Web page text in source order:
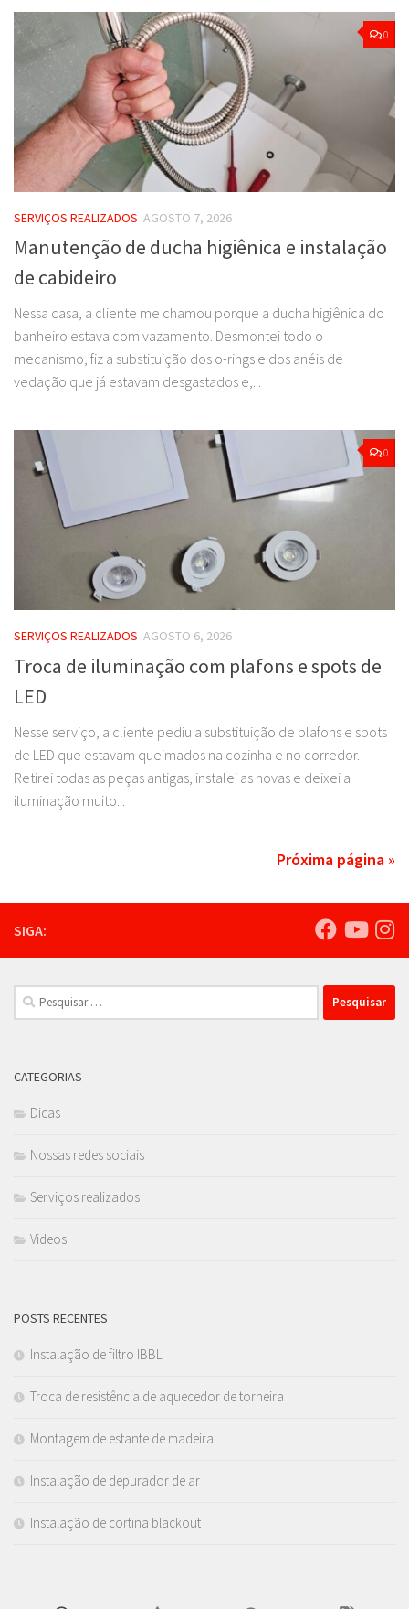
0
SERVIÇOS REALIZADOS AGOSTO 7, 2026
Manutenção de ducha higiênica e instalação
de cabideiro
Nessa casa, a cliente me chamou porque a ducha higiênica do
banheiro estava com vazamento. Desmontei todo o
mecanismo, fiz a substituição dos o-rings e dos anéis de
vedação que já estavam desgastados e,...
0
SERVIÇOS REALIZADOS AGOSTO 6, 2026
Troca de iluminação com plafons e spots de
LED
Nesse serviço, a cliente pediu a substituição de plafons e spots
de LED que estavam queimados na cozinha e no corredor.
Retirei todas as peças antigas, instalei as novas e deixei a
iluminação muito...
Próxima página »
SIGA:
Pesquisar
por:
CATEGORIAS
Dicas
Nossas redes sociais
Serviços realizados
Videos
POSTS RECENTES
Instalação de filtro IBBL
Troca de resistência de aquecedor de torneira
Montagem de estante de madeira
Instalação de depurador de ar
Instalação de cortina blackout